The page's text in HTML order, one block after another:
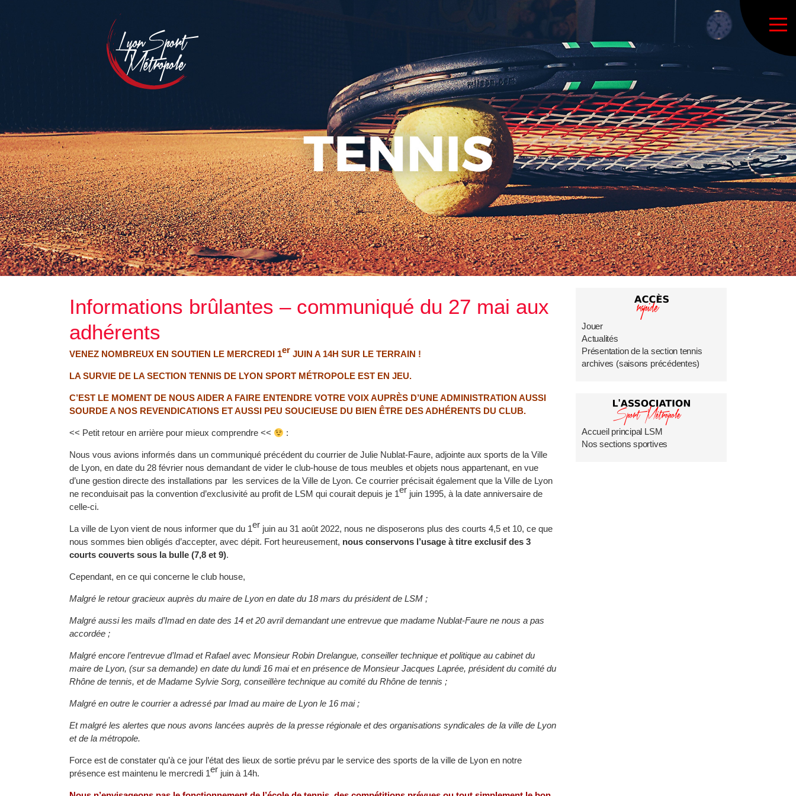
Jouer
Actualités
Présentation de la section tennis
archives (saisons précédentes)
Accueil principal LSM
Nos sections sportives
Informations brûlantes – communiqué du 27 mai aux
adhérents
VENEZ NOMBREUX EN SOUTIEN LE MERCREDI 1er JUIN A 14H SUR LE TERRAIN !
LA SURVIE DE LA SECTION TENNIS DE LYON SPORT MÉTROPOLE EST EN JEU.
C’EST LE MOMENT DE NOUS AIDER A FAIRE ENTENDRE VOTRE VOIX AUPRÈS D’UNE ADMINISTRATION AUSSI
SOURDE A NOS REVENDICATIONS ET AUSSI PEU SOUCIEUSE DU BIEN ÊTRE DES ADHÉRENTS DU CLUB.
<< Petit retour en arrière pour mieux comprendre << :
Nous vous avions informés dans un communiqué précédent du courrier de Julie Nublat-Faure, adjointe aux sports de la Ville
de Lyon, en date du 28 février nous demandant de vider le club-house de tous meubles et objets nous appartenant, en vue
d’une gestion directe des installations par les services de la Ville de Lyon. Ce courrier précisait également que la Ville de Lyon
ne reconduisait pas la convention d’exclusivité au profit de LSM qui courait depuis je 1er juin 1995, à la date anniversaire de
celle-ci.
La ville de Lyon vient de nous informer que du 1er juin au 31 août 2022, nous ne disposerons plus des courts 4,5 et 10, ce que
nous sommes bien obligés d’accepter, avec dépit. Fort heureusement, nous conservons l’usage à titre exclusif des 3
courts couverts sous la bulle (7,8 et 9).
Cependant, en ce qui concerne le club house,
Malgré le retour gracieux auprès du maire de Lyon en date du 18 mars du président de LSM ;
Malgré aussi les mails d’Imad en date des 14 et 20 avril demandant une entrevue que madame Nublat-Faure ne nous a pas
accordée ;
Malgré encore l’entrevue d’Imad et Rafael avec Monsieur Robin Drelangue, conseiller technique et politique au cabinet du
maire de Lyon, (sur sa demande) en date du lundi 16 mai et en présence de Monsieur Jacques Laprée, président du comité du
Rhône de tennis, et de Madame Sylvie Sorg, conseillère technique au comité du Rhône de tennis ;
Malgré en outre le courrier a adressé par Imad au maire de Lyon le 16 mai ;
Et malgré les alertes que nous avons lancées auprès de la presse régionale et des organisations syndicales de la ville de Lyon
et de la métropole.
Force est de constater qu’à ce jour l’état des lieux de sortie prévu par le service des sports de la ville de Lyon en notre
présence est maintenu le mercredi 1er juin à 14h.
Jouer
Actualités
Présentation de la section tennis
archives (saisons précédentes)
Accueil principal LSM
Nos sections sportives